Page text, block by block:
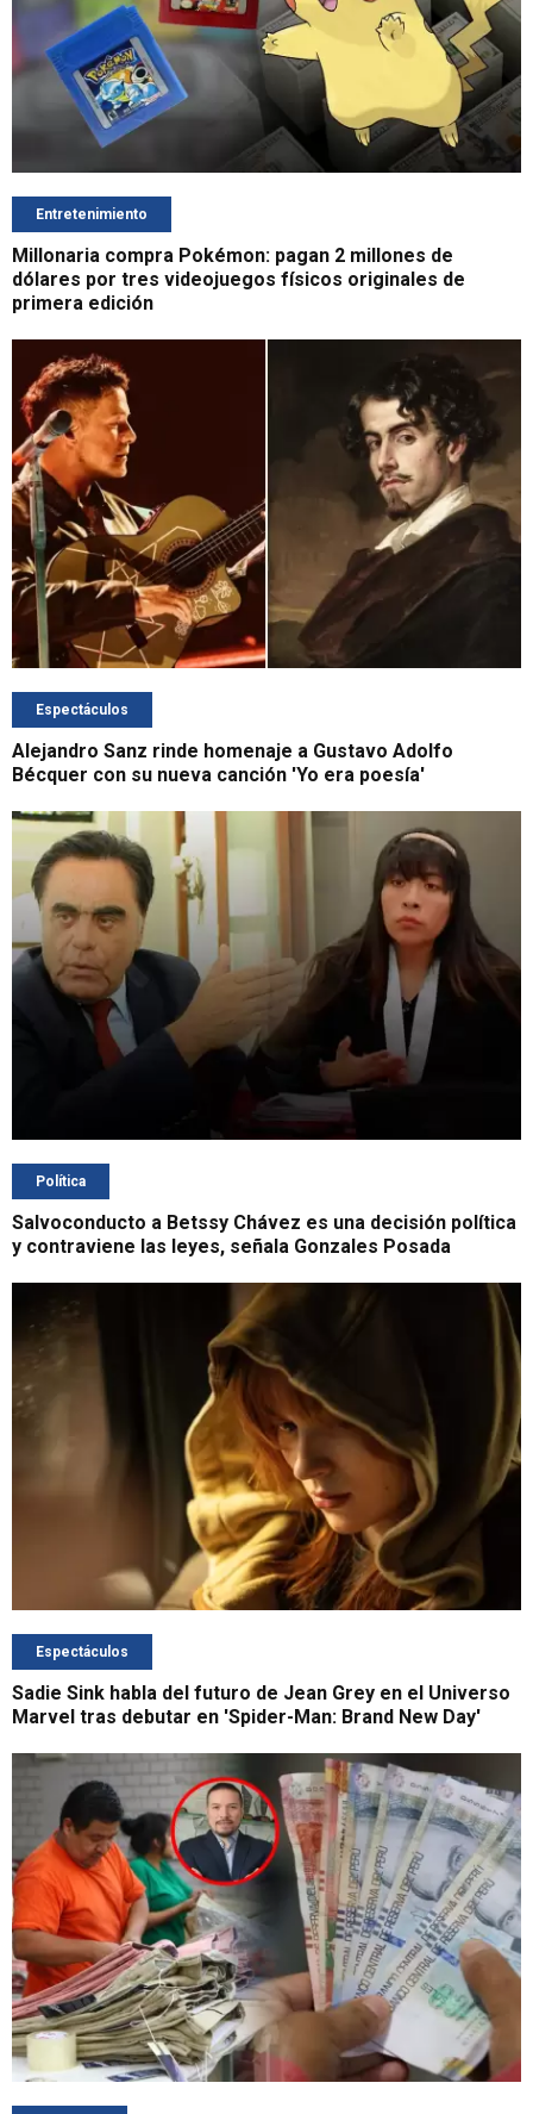
Entretenimiento
Millonaria compra Pokémon: pagan 2 millones de
dólares por tres videojuegos físicos originales de
primera edición
Espectáculos
Alejandro Sanz rinde homenaje a Gustavo Adolfo
Bécquer con su nueva canción 'Yo era poesía'
Política
Salvoconducto a Betssy Chávez es una decisión política
y contraviene las leyes, señala Gonzales Posada
Espectáculos
Sadie Sink habla del futuro de Jean Grey en el Universo
Marvel tras debutar en 'Spider-Man: Brand New Day'